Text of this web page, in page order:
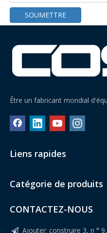
Trieuse pondérale avec rejet de soufflage d'air vers le bas
SOUMETTRE
Être un fabricant mondial
Liens rapides
Catégorie de produits
CONTACTEZ-NOUS
 Ajouter: construire 3, n °